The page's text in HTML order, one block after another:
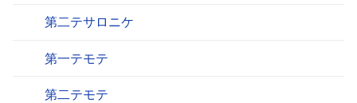
第二テサロニケ
第一テモテ
第二テモテ